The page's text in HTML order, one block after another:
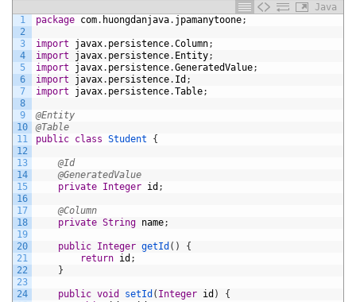
Java
1
2
3
4
5
6
7
8
9
10
11
12
13
14
15
16
17
18
19
20
21
22
23
24
package com. huongdanjava. jpamanytoone;
import javax. persistence.Column;
import
javax. persistence. Entity;
import
javax. persistence.GeneratedValue;
import
javax. persistence. Id ;
import
javax. persistence.Table;
@Entity
@Table
public class Student {
@Id
@GeneratedValue
private Integer id ;
@Column
private String name;
public Integer getId ( )
{
return id ;
}
public void setId ( Integer id )
{